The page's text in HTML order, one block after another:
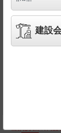
※画像は実際の商品
建設